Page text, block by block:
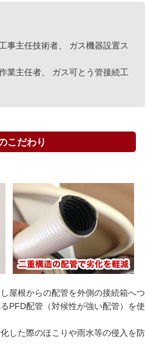
事主任技術者、 ガス機器設置ス
業主任者、 ガス可とう管接続工
こだわり
屋根からの配管を外側の接続箱へつ
PFD配管（対候性が強い配管）を使
した際のほこりや雨水等の侵入を防